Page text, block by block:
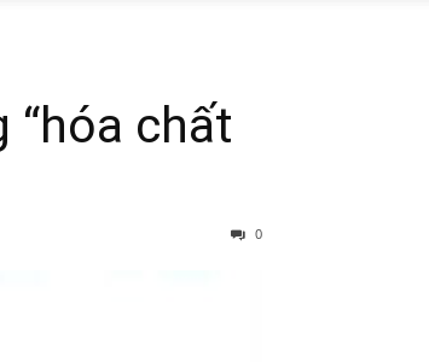
“hóa chất
0